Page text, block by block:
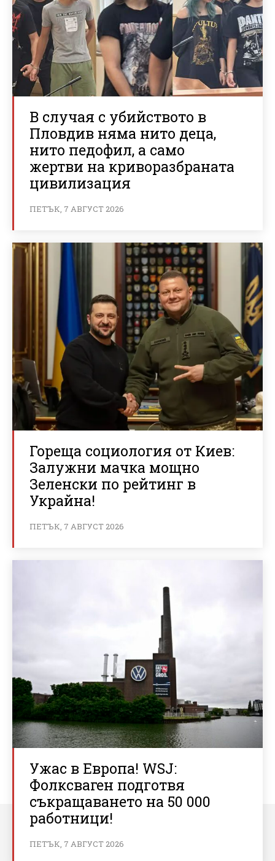
В случая с убийството в
Пловдив няма нито деца,
нито педофил, а само
жертви на криворазбраната
цивилизация
ПЕТЪК, 7 АВГУСТ 2026
Гореща социология от Киев:
Залужни мачка мощно
Зеленски по рейтинг в
Украйна!
ПЕТЪК, 7 АВГУСТ 2026
Ужас в Европа! WSJ:
Фолксваген подготвя
съкращаването на 50 000
работници!
ПЕТЪК, 7 АВГУСТ 2026